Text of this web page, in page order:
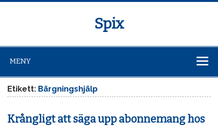
Spix
MENY
Etikett: Bärgningshjälp
Krångligt att säga upp abonnemang hos